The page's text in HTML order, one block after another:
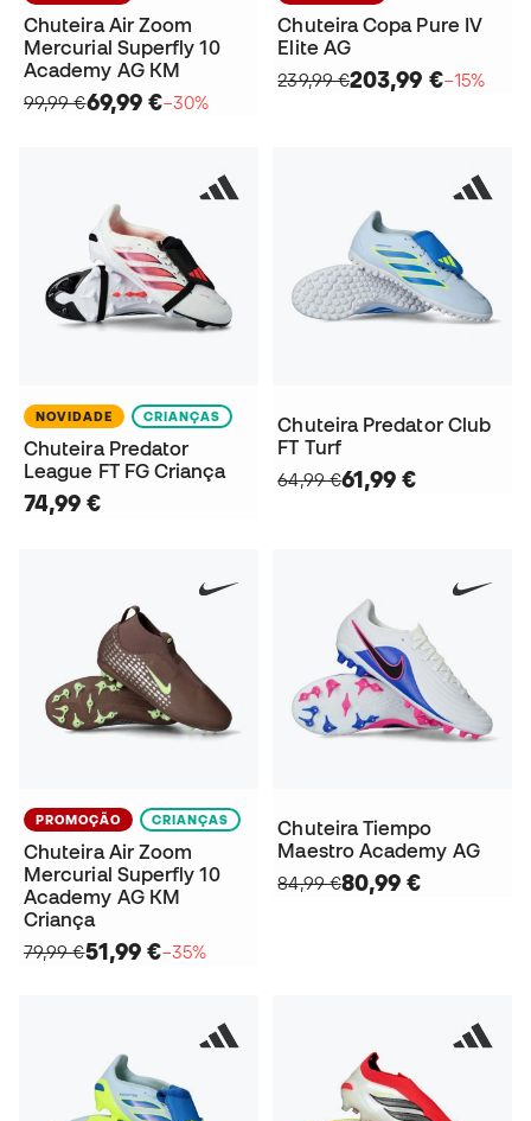
Chuteira Air Zoom
Mercurial Superfly 10
Academy AG KM
99,99 €69,99 €−30%
Chuteira Copa Pure IV
Elite AG
239,99 €203,99 €−15%
NOVIDADE CRIANÇAS
Chuteira Predator
League FT FG Criança
74,99 €
Chuteira Predator Club
FT Turf
64,99 €61,99 €
PROMOÇÃO CRIANÇAS
Chuteira Air Zoom
Mercurial Superfly 10
Academy AG KM
Criança
79,99 €51,99 €−35%
Chuteira Tiempo
Maestro Academy AG
84,99 €80,99 €